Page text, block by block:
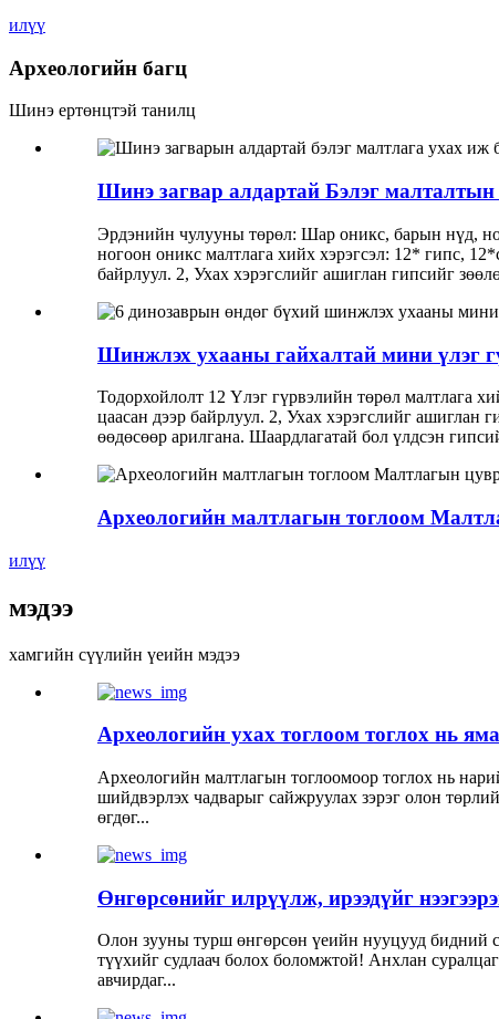
илүү
Археологийн багц
Шинэ ертөнцтэй танилц
Шинэ загвар алдартай Бэлэг
Эрдэнийн чулууны төрөл: Шар оникс, барын нүд,
ногоон оникс малтлага хийх хэрэгсэл: 12* гипс,
байрлуул. 2, Ухах хэрэгслийг ашиглан гипсийг
Шинжлэх ухааны гайхалтай мини үлэг
Тодорхойлолт 12 Үлэг гүрвэлийн төрөл малтлага
цаасан дээр байрлуул. 2, Ухах хэрэгслийг ашиглан
өөдөсөөр арилгана. Шаардлагатай бол үлдсэн
Археологийн малтлагын тоглоом
илүү
мэдээ
хамгийн сүүлийн үеийн мэдээ
Археологийн ухах тоглоом тоглох нь
Археологийн малтлагын тоглоомоор тоглох нь
шийдвэрлэх чадварыг сайжруулах зэрэг олон
өгдөг...
Өнгөрсөнийг илрүүлж, ирээдүйг
Олон зууны турш өнгөрсөн үеийн нууцууд бидний
түүхийг судлаач болох боломжтой! Анхлан
авчирдаг...